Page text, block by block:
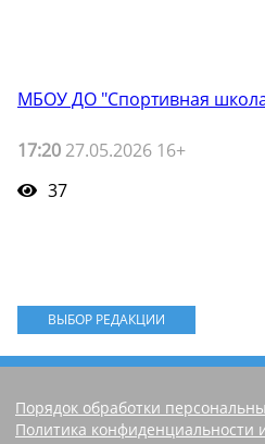
МБОУ ДО "Спортивная
17:20 27.05.2026 16+
37
ВЫБОР РЕДАКЦИИ
Порядок обработки
Политика